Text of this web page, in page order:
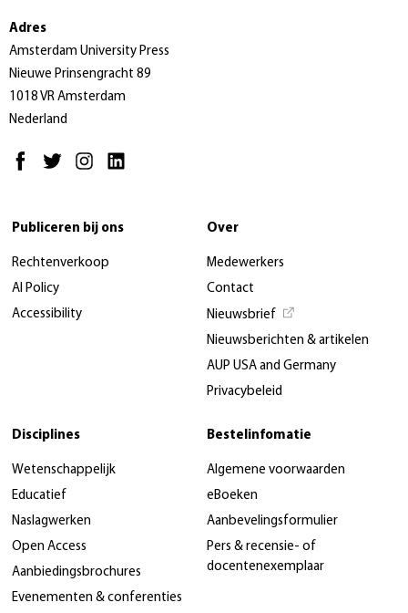
Adres
Amsterdam University Press
Nieuwe Prinsengracht 89
1018 VR Amsterdam
Nederland
Publiceren bij ons
Rechtenverkoop
AI Policy
Accessibility
Over
Medewerkers
Contact
Nieuwsbrief
Nieuwsberichten & artikelen
AUP USA and Germany
Privacybeleid
Disciplines
Wetenschappelijk
Educatief
Naslagwerken
Open Access
Aanbiedingsbrochures
Evenementen & conferenties
Bestelinfomatie
Algemene voorwaarden
eBoeken
Aanbevelingsformulier
Pers & recensie- of
docentenexemplaar